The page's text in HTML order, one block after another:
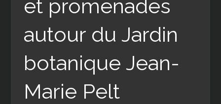
et promenades
autour du Jardin
botanique Jean-
Marie Pelt